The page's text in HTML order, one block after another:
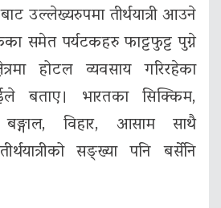
उल्लेख्यरुपमा तीर्थयात्री आउने
समेत पर्यटकहरु फाट्टफुट्ट पुग्ने
होटल व्यवसाय गरिरहेका
बताए। भारतका सिक्किम,
बङ्गाल, विहार, आसाम साथै
सङ्ख्या पनि बर्सेनि